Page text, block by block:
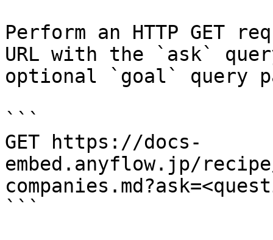
Perform an HTTP GET
URL with the `ask`
optional `goal` query
```
GET https://docs-
embed.anyflow.jp/
```